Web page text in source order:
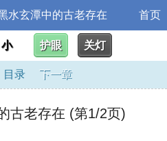
水玄潭中的古老存在 首页
小 护眼 关灯
目录 下一章
老存在 (第1/2页)